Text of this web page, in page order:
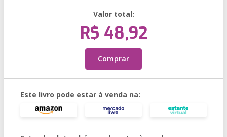
Valor total:
R$ 48,92
Comprar
Este livro pode estar à venda na: